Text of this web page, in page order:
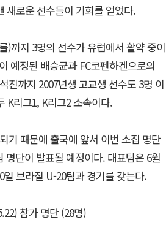
새로운 선수들이 기회를 얻었다.
)까지 3명의 선수가 유럽에서 활약 중이
예정된 배승균과 FC코펜하겐으로의
진까지 2007년생 고교생 선수도 3명 이
K리그1, K리그2 소속이다.
기 때문에 출국에 앞서 이번 소집 명단
단이 발표될 예정이다. 대표팀은 6월
브라질 U-20팀과 경기를 갖는다.
참가 명단 (28명)